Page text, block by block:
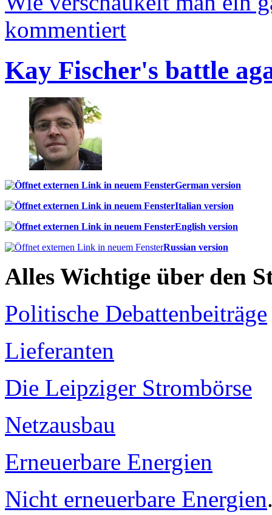
kommentiert
Kay Fischer's battle
German version
Italian version
English version
Russian version
Alles Wichtige über den
Politische Debattenbeiträge
Lieferanten
Die Leipziger Strombörse
Netzausbau
Erneuerbare Energien
Nicht erneuerbare Energien